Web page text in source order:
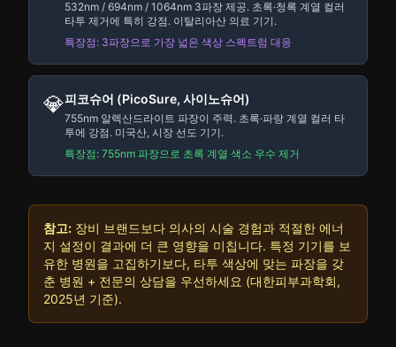
532nm / 694nm / 1064nm 3파장 제공. 초록·청록 계열 컬러
타투 제거에 특히 강점. 이탈리아산 의료 기기.
특장점: 3파장으로 가장 넓은 색상 스펙트럼 대응
💎피코슈어 (PicoSure, 사이노슈어)
755nm 알렉산드라이트 파장이 주력. 초록·파랑 계열 컬러 타
투에 강점. 미국산, 시장 선도 기기.
특장점: 755nm 파장으로 초록 계열 색소 우수 제거
참고: 장비 브랜드보다 의사의 시술 경험과 적절한 에너
지 설정이 결과에 더 큰 영향을 미칩니다. 특정 기기를 보
유한 병원을 고집하기보다, 타투 색상에 맞는 파장을 갖
춘 병원 + 전문의 상담을 우선하세요 (대한피부과학회,
2025년 기준).